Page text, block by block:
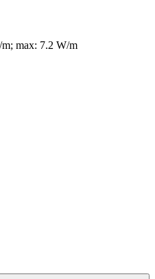
max: 7.2 W/m